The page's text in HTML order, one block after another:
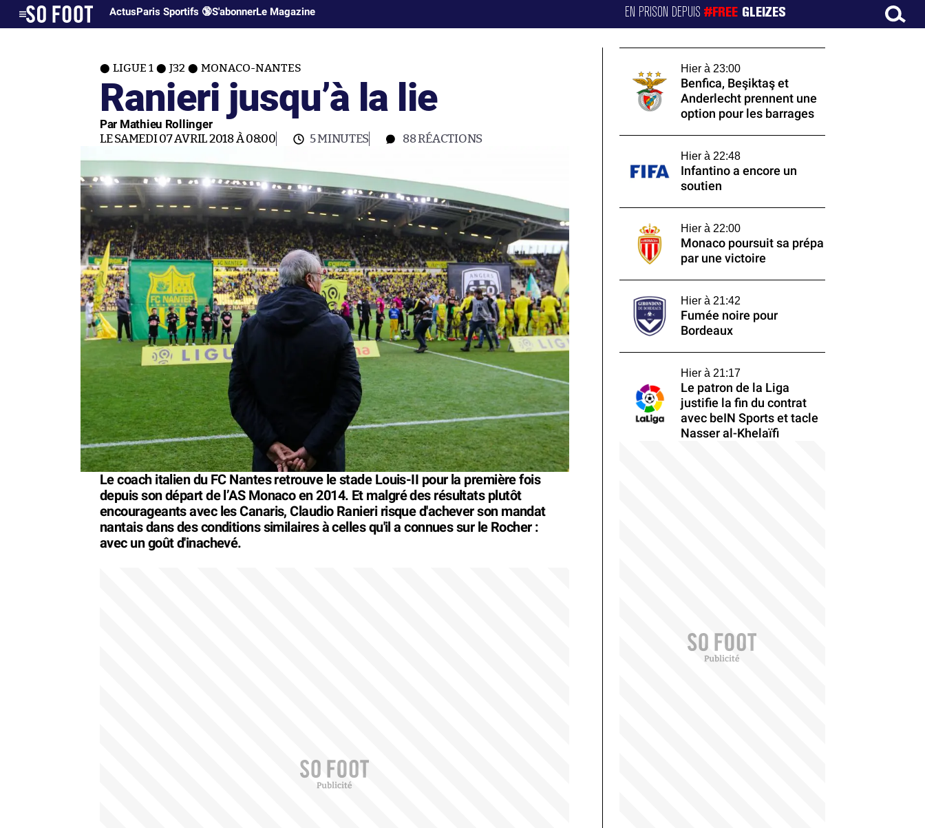
ActusParis Sportifs 🔞S'abonnerLe Magazine EN PRISON DEPUIS#FREE GLEIZES
LIGUE 1 J32 MONACO-NANTES
Ranieri jusqu’à la lie
Par Mathieu Rollinger
LE SAMEDI 07 AVRIL 2018 À 08:00 5 MINUTES 88RÉACTIONS
Le coach italien du FC Nantes retrouve le stade Louis-II pour la première fois
depuis son départ de l’AS Monaco en 2014. Et malgré des résultats plutôt
encourageants avec les Canaris, Claudio Ranieri risque d'achever son mandat
nantais dans des conditions similaires à celles qu'il a connues sur le Rocher :
avec un goût d'inachevé.
Hier à 23:00
Benfica, Beşiktaş et
Anderlecht prennent une
option pour les barrages
Hier à 22:48
Infantino a encore un
soutien
Hier à 22:00
Monaco poursuit sa prépa
par une victoire
Hier à 21:42
Fumée noire pour
Bordeaux
Hier à 21:17
Le patron de la Liga
justifie la fin du contrat
avec beIN Sports et tacle
Nasser al-Khelaïfi